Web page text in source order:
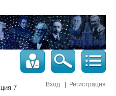
Вход Регистрация
7